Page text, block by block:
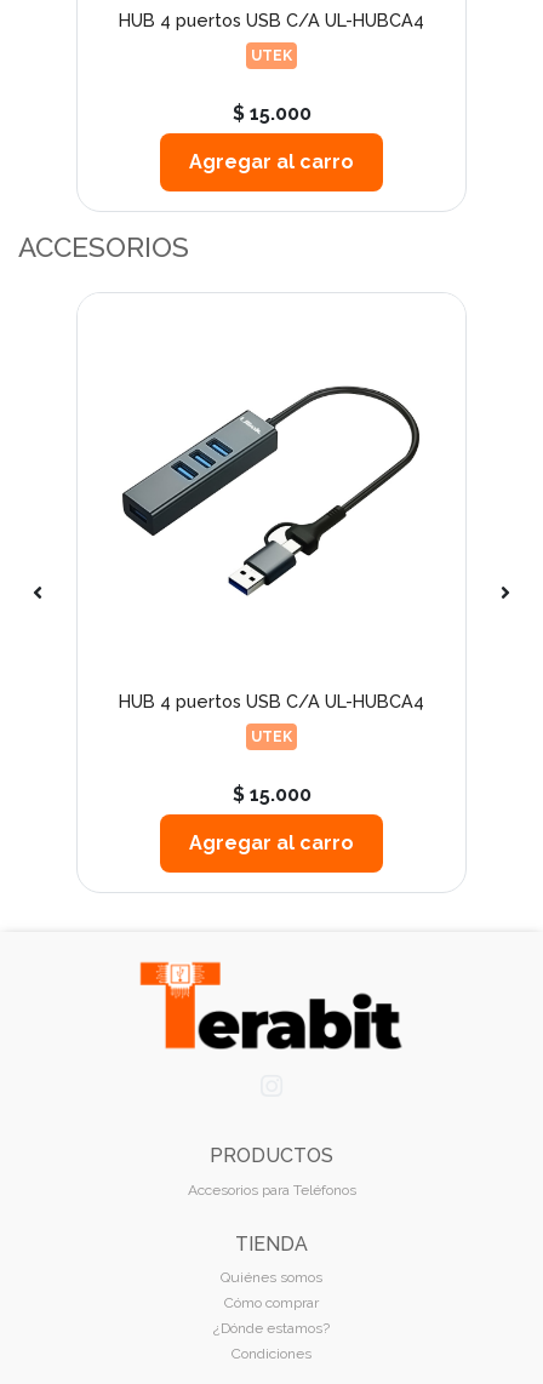
HUB 4 puertos USB C/A UL-HUBCA4
UTEK
$ 15.000
Agregar al carro
ACCESORIOS
HUB 4 puertos USB C/A UL-HUBCA4
UTEK
$ 15.000
Agregar al carro
PRODUCTOS
Accesorios para Teléfonos
TIENDA
Quiénes somos
Cómo comprar
¿Dónde estamos?
Condiciones